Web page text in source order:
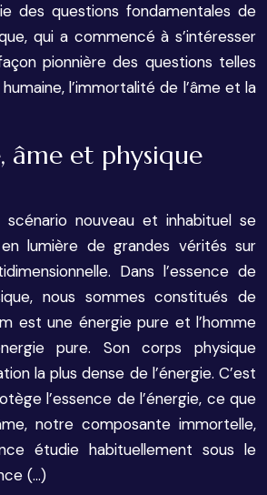
des questions fondamentales de
qui a commencé à s’intéresser
pionnière des questions telles
l’immortalité de l’âme et la
âme et physique
nouveau et inhabituel se
lumière de grandes vérités sur
Dans l’essence de
nous sommes constitués de
est une énergie pure et l’homme
pure. Son corps physique
la plus dense de l’énergie. C’est
l’essence de l’énergie, ce que
notre composante immortelle,
étudie habituellement sous le
(…)